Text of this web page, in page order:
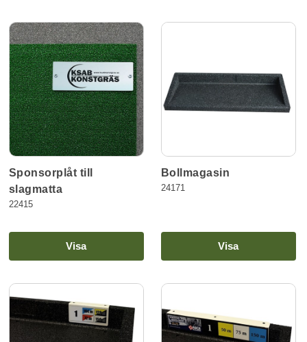
Sponsorplåt till
slagmatta
22415
Visa
Bollmagasin
24171
Visa